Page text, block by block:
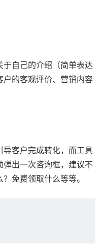
自己的介绍（简单表达
的客观评价、营销内容
客户完成转化，而工具
出一次咨询框，建议不
免费领取什么等等。